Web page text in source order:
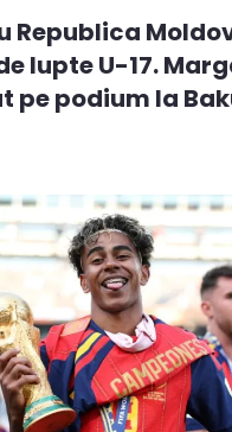
Republica
lupte U-17.
pe podium la